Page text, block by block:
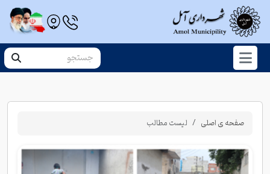
صفحه ی اصلی لیست مطالب